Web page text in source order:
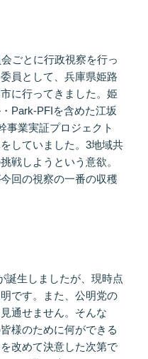
ごとに行政視察を行っ
員として、兵庫県姫路
に行ってきました。姫
Park-PFIを含めた江坂
事業実証プロジェクト
していました。3地域共
戦しようという意欲。
回の視察の一番の収穫
誕生しましたが、現時点
です。また、公明党の
通せません。そんな
様のために何ができる
改めて決意した次第で